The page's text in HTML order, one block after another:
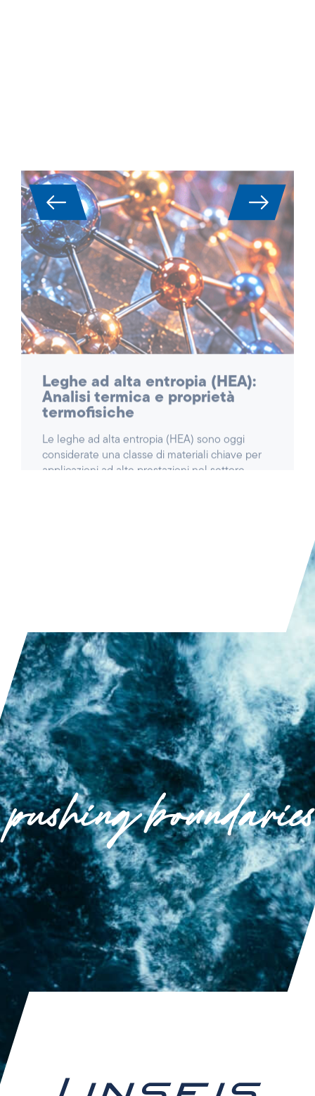
Leghe ad alta entropia (HEA):
Analisi termica e proprietà
termofisiche
Le leghe ad alta entropia (HEA) sono oggi
considerate una classe di materiali chiave per
applicazioni ad alte prestazioni nel settore
aerospaziale, nella produzione di energia, nelle
turbine e nella costruzione di reattori. Grazie
alla loro complessa composizione
multicomponente, presentano combinazioni
uniche di elevata resistenza, temperatura e
ossidazione, ma allo stesso tempo sono